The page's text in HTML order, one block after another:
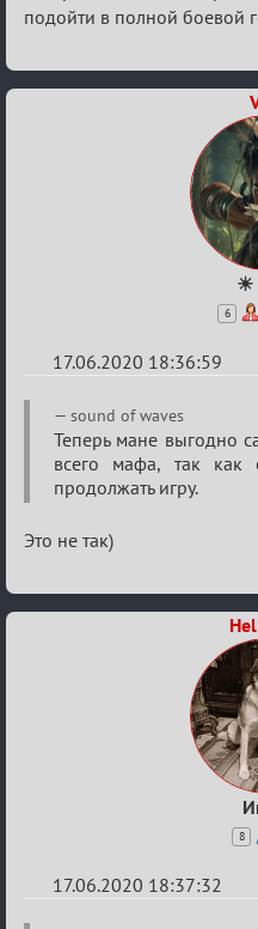
подойти в полной боевой
☀
6
17.06.2020 18:36:59
Re:
Семейный
кубок
sound of waves
Теперь мане выгодно
всего мафа, так
продолжать игру.
Это не так)
8
17.06.2020 18:37:32